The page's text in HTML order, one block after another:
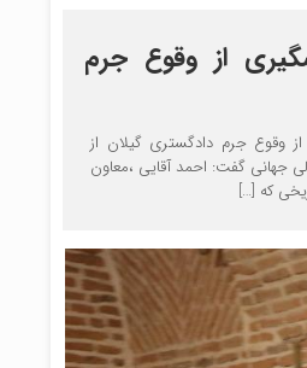
از وقوع جرم
وقوع جرم دادگستری گیلان از
جهانی گفت: احمد آقایی ،معاون
که […]